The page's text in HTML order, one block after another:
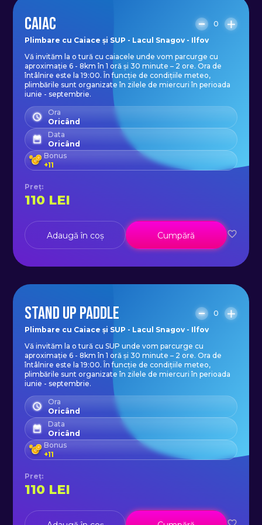
– papuci sau încălțăminte de apă;
– haine de schimb;
– cel puțin 1 litru de apă;
– batoane energizante sau chestii
de ronțăit.
La acesta tură de caiac, pot
participa persoane cu vârsta
minimă de 7 ani (însoțiti de un
părinte).
Experiența include:
– ghizi specializați în sporturi
nautice;
– caiace comode (sit in) de 1 loc sau
de 2 locuri;
– padele performante;
- spraydeck (fustițe care se
atașează pe caiac și te ajută să nu
te stropești);
– veste de salvare ergonomice;
– plăci de stand up paddle, pagăi și
veste de salvare;
– poze și filme cu aparat foto
waterproof, aparat foto din gama
profesională și filmări cu camera
Gopro 7 black.
CAIAC
0
Plimbare cu Caiace și SUP - Lacul Snagov - Ilfov
Vă invităm la o tură cu caiacele unde vom parcurge cu
aproximație 6 - 8km în 1 oră și 30 minute – 2 ore. Ora de
întâlnire este la 19:00. În funcție de condițiile meteo,
plimbările sunt organizate în zilele de miercuri în perioada
iunie - septembrie.
Ora
Oricând
Data
Oricând
Bonus
+11
Preț:
110 LEI
Adaugă în coș Cumpără
STAND UP PADDLE
0
Plimbare cu Caiace și SUP - Lacul Snagov - Ilfov
Vă invităm la o tură cu SUP unde vom parcurge cu
aproximație 6 - 8km în 1 oră și 30 minute – 2 ore. Ora de
întâlnire este la 19:00. În funcție de condițiile meteo,
plimbările sunt organizate în zilele de miercuri în perioada
iunie - septembrie.
Ora
Oricând
Data
Oricând
Bonus
+11
Preț:
110 LEI